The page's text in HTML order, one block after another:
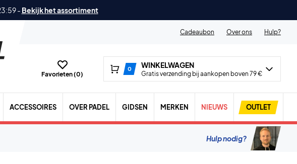
- Bekijk het assortiment
Cadeaubon Over ons Hulp?
Favorieten (0)
0 WINKELWAGEN
Gratis verzending bij aankopen boven 79 €
ACCESSOIRES OVER PADEL GIDSEN MERKEN NIEUWS OUTLET
Hulp nodig?